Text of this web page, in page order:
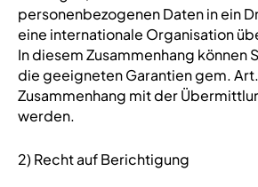
personenbezogenen Daten in ein
eine internationale Organisation
In diesem Zusammenhang können
die geeigneten Garantien gem.
Zusammenhang mit der
werden.
2) Recht auf Berichtigung